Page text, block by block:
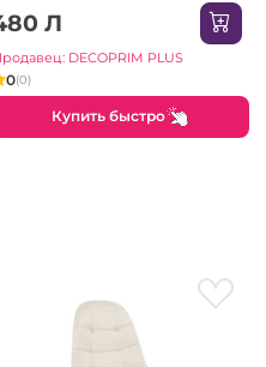
Л
DECOPRIM PLUS
0(0)
Купить быстро